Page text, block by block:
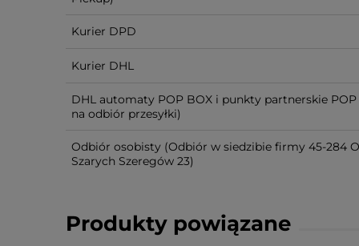
Kurier DPD
Kurier DHL
DHL automaty POP BOX i punkty partnerskie POP
na odbiór przesyłki)
Odbiór osobisty (Odbiór w siedzibie firmy 45-284
Szarych Szeregów 23)
Produkty powiązane